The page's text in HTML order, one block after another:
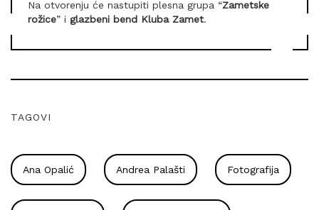
Na otvorenju će nastupiti plesna grupa “Zametske
rožice” i glazbeni bend Kluba Zamet.
TAGOVI
Ana Opalić Andrea Palašti Fotografija